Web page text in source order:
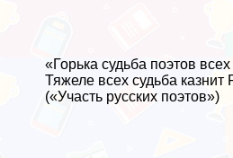
«Горька судьба поэтов
Тяжеле всех судьба казнит
(«Участь русских поэтов»)